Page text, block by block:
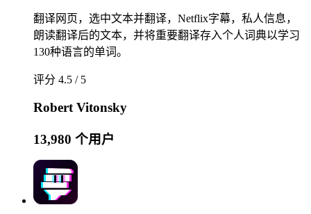
翻译网页，选中文本并翻译，Netflix字幕，私人信息，
朗读翻译后的文本，并将重要翻译存入个人词典以学习
130种语言的单词。
评分 4.5 / 5
Robert Vitonsky
13,980 个用户